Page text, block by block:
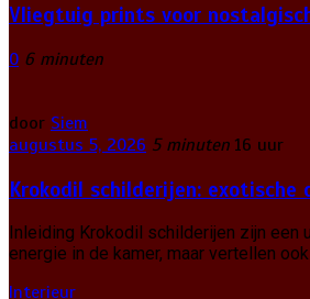
Vliegtuig prints voor
0 6 minuten
door Siem
augustus 5, 2026 5 minuten 16 uur
Krokodil schilderijen:
Inleiding Krokodil schilderijen zijn
energie in de kamer, maar vertellen
Interieur